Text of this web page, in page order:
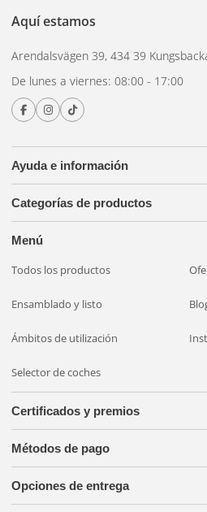
Ayuda e información
Categorías de productos
Menú
Todos los productos
Ensamblado y listo
Ámbitos de utilización
Selector de coches
Aquí estamos
Arendalsvägen 39, 434 39
De lunes a viernes: 08:00 - 17:00
Certificados y premios
Métodos de pago
Opciones de entrega